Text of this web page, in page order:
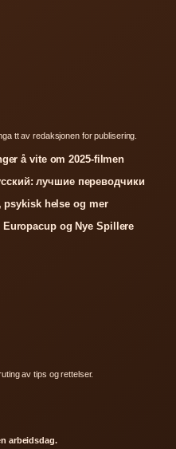
tt av redaksjonen for publisering.
å vite om 2025-filmen
лучшие переводчики
psykisk helse og mer
Europacup og Nye Spillere
av tips og rettelser.
arbeidsdag.